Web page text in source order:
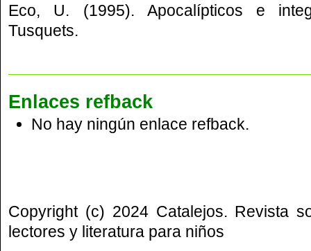
Eco, U. (1995). Apocalípticos e
Tusquets.
Enlaces refback
No hay ningún enlace refback.
Copyright (c) 2024 Catalejos. Revista
lectores y literatura para niños